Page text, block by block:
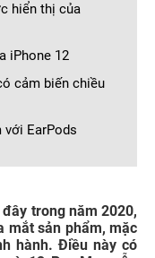
hiển thị của
iPhone 12
cảm biến chiều
với EarPods
trong năm 2020,
mắt sản phẩm, mặc
hành. Điều này có